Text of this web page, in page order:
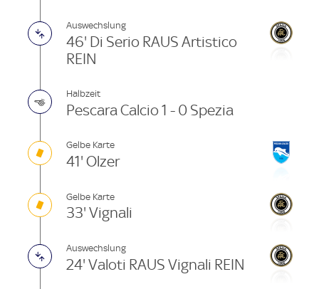
Auswechslung
46' Di Serio RAUS Artistico
REIN
Halbzeit
Pescara Calcio 1 - 0 Spezia
Gelbe Karte
41' Olzer
Gelbe Karte
33' Vignali
Auswechslung
24' Valoti RAUS Vignali REIN